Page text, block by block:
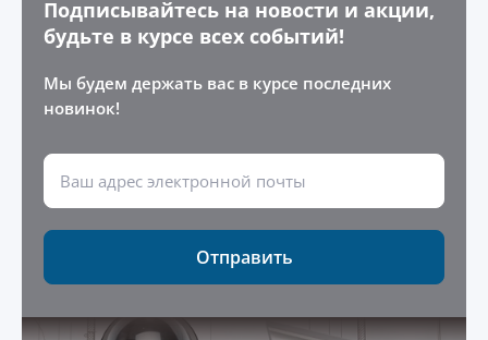
Подписывайтесь на новости и акции,
будьте в курсе всех событий!
Мы будем держать вас в курсе последних
новинок!
Отправить